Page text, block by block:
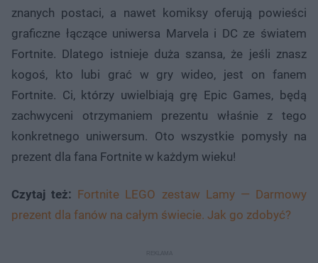
znanych postaci, a nawet komiksy oferują powieści
graficzne łączące uniwersa Marvela i DC ze światem
Fortnite. Dlatego istnieje duża szansa, że jeśli znasz
kogoś, kto lubi grać w gry wideo, jest on fanem
Fortnite. Ci, którzy uwielbiają grę Epic Games, będą
zachwyceni otrzymaniem prezentu właśnie z tego
konkretnego uniwersum. Oto wszystkie pomysły na
prezent dla fana Fortnite w każdym wieku!
Czytaj też: Fortnite LEGO zestaw Lamy — Darmowy
prezent dla fanów na całym świecie. Jak go zdobyć?